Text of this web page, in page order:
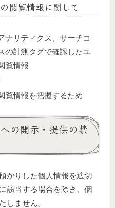
閲覧情報に関して
ナリティクス、サーチコ
の計測タグで確認したユ
覧情報
覧情報を把握するため
の開示・提供の禁
かりした個人情報を適切
該当する場合を除き、個
しません。